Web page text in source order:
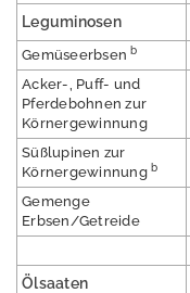
A
m
e
n
Leguminosen
Gemüseerbsenb
Acker-, Puff- und
Pferdebohnen zur
Körnergewinnung
Süßlupinen zur
Körnergewinnungb
Gemenge
Erbsen/Getreide
Ölsaaten